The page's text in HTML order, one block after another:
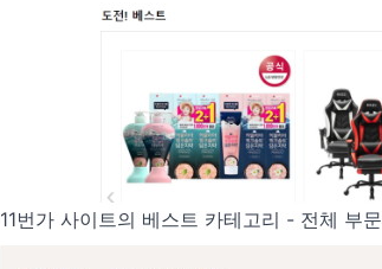
11번가 사이트의 베스트 카테고리 - 전체 부문